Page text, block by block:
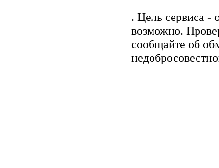
. Цель сервиса -
возможно.
сообщайте об